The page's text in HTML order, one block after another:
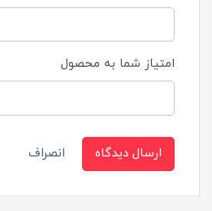
امتیاز شما به محصول
ارسال دیدگاه انصراف